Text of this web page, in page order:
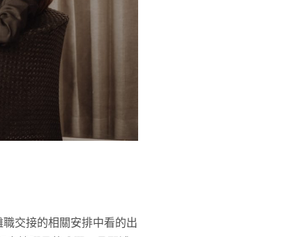
交接的相關安排中看的出